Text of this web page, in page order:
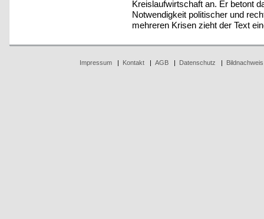
Kreislaufwirtschaft an. Er betont
Notwendigkeit politischer und
mehreren Krisen zieht der Text
Impressum| Kontakt| AGB| Datenschutz Bildnachweis